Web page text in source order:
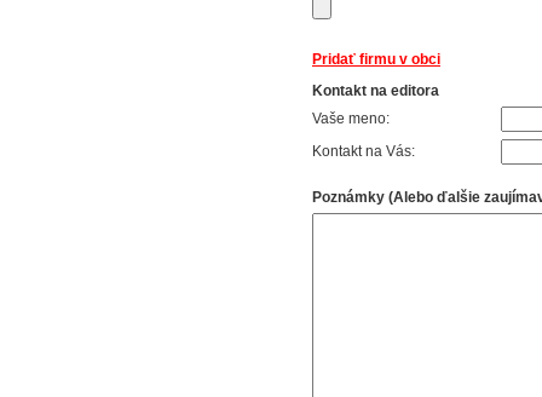
Pridať firmu v obci
Kontakt na editora
Vaše meno:
Kontakt na Vás:
Poznámky (Alebo ďalšie